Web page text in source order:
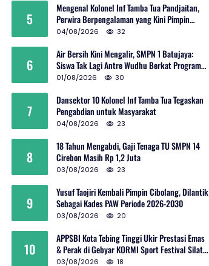
5
Mengenal Kolonel Inf Tamba Tua Pandjaitan,
Perwira Berpengalaman yang Kini Pimpin
Sektor 10 Citarum Harum
04/08/2026 32
6
Air Bersih Kini Mengalir, SMPN 1 Batujaya:
Siswa Tak Lagi Antre Wudhu Berkat Program
TNI AD
01/08/2026 30
7
Dansektor 10 Kolonel Inf Tamba Tua Tegaskan
Pengabdian untuk Masyarakat
04/08/2026 23
8
18 Tahun Mengabdi, Gaji Tenaga TU SMPN 14
Cirebon Masih Rp 1,2 Juta
03/08/2026 23
9
Yusuf Taojiri Kembali Pimpin Cibolang, Dilantik
Sebagai Kades PAW Periode 2026-2030
03/08/2026 20
10
APPSBI Kota Tebing Tinggi Ukir Prestasi Emas
& Perak di Gebyar KORMI Sport Festival Silat
Budaya Sumut
03/08/2026 18